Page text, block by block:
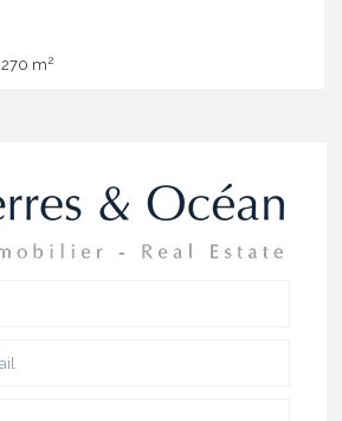
270 m2